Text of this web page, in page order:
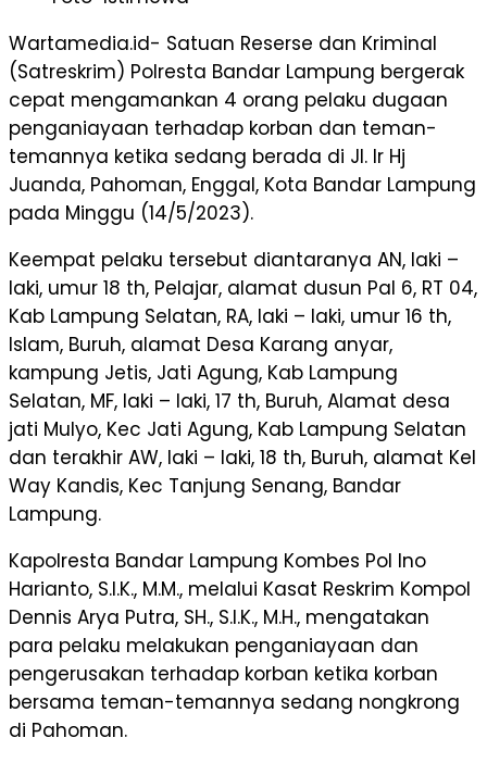
Wartamedia.id- Satuan Reserse dan Kriminal
(Satreskrim) Polresta Bandar Lampung bergerak
cepat mengamankan 4 orang pelaku dugaan
penganiayaan terhadap korban dan teman-
temannya ketika sedang berada di Jl. Ir Hj
Juanda, Pahoman, Enggal, Kota Bandar Lampung
pada Minggu (14/5/2023).
Keempat pelaku tersebut diantaranya AN, laki –
laki, umur 18 th, Pelajar, alamat dusun Pal 6, RT 04,
Kab Lampung Selatan, RA, laki – laki, umur 16 th,
Islam, Buruh, alamat Desa Karang anyar,
kampung Jetis, Jati Agung, Kab Lampung
Selatan, MF, laki – laki, 17 th, Buruh, Alamat desa
jati Mulyo, Kec Jati Agung, Kab Lampung Selatan
dan terakhir AW, laki – laki, 18 th, Buruh, alamat Kel
Way Kandis, Kec Tanjung Senang, Bandar
Lampung.
Kapolresta Bandar Lampung Kombes Pol Ino
Harianto, S.I.K., M.M., melalui Kasat Reskrim Kompol
Dennis Arya Putra, SH., S.I.K., M.H., mengatakan
para pelaku melakukan penganiayaan dan
pengerusakan terhadap korban ketika korban
bersama teman-temannya sedang nongkrong
di Pahoman.